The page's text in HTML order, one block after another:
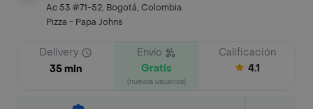
Ac 53 #71-52, Bogotá, Colombia.
Pizza - Papa Johns
Delivery
35 min
Envío
Gratis
(nuevos usuarios)
Calificación
4.1